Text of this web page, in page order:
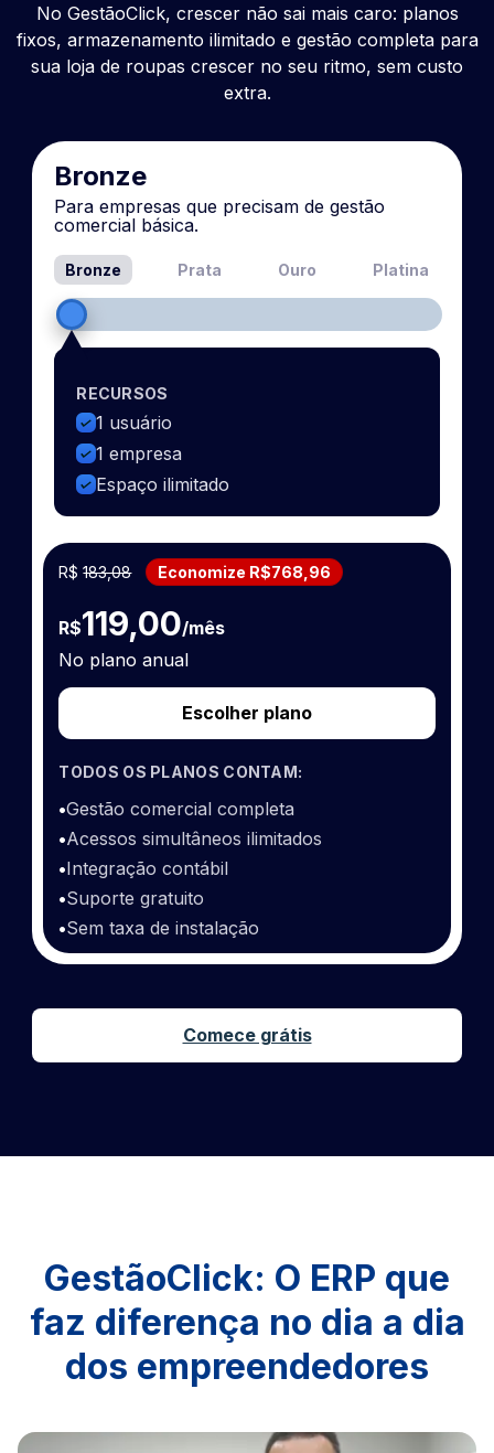
No GestãoClick, crescer não sai mais caro: planos
fixos, armazenamento ilimitado e gestão completa para
sua loja de roupas crescer no seu ritmo, sem custo
extra.
Bronze
Para empresas que precisam de gestão
comercial básica.
Bronze Prata Ouro Platina
RECURSOS
1 usuário
1 empresa
Espaço ilimitado
R$183,08 Economize R$768,96
R$119,00/mês
No plano anual
Escolher plano
TODOS OS PLANOS CONTAM:
•Gestão comercial completa
•Acessos simultâneos ilimitados
•Integração contábil
•Suporte gratuito
•Sem taxa de instalação
Comece grátis
GestãoClick: O ERP que
faz diferença no dia a dia
dos empreendedores